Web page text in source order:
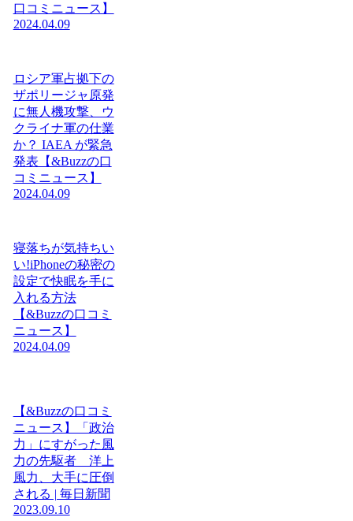
口コミニュース】
2024.04.09
ロシア軍占拠下の
ザポリージャ原発
に無人機攻撃、ウ
クライナ軍の仕業
か？ IAEA が緊急
発表【&Buzzの口
コミニュース】
2024.04.09
寝落ちが気持ちい
い!iPhoneの秘密の
設定で快眠を手に
入れる方法
【&Buzzの口コミ
ニュース】
2024.04.09
【&Buzzの口コミ
ニュース】「政治
力」にすがった風
力の先駆者 洋上
風力、大手に圧倒
される | 毎日新聞
2023.09.10